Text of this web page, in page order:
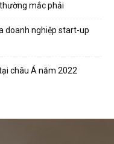
mắc phải
doanh nghiệp start-up
châu Á năm 2022